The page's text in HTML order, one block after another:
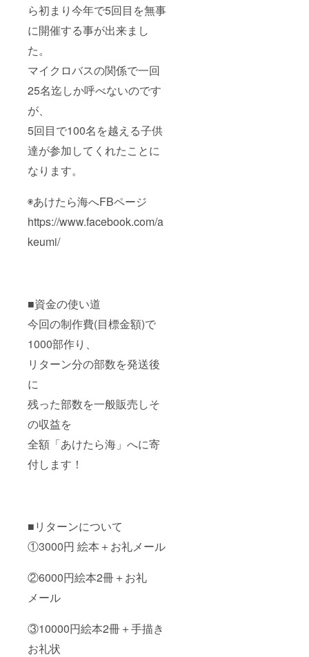
ら初まり今年で5回目を無事
に開催する事が出来まし
た。
マイクロバスの関係で一回
25名迄しか呼べないのです
が、
5回目で100名を越える子供
達が参加してくれたことに
なります。
◉あけたら海へFBページ
https://www.facebook.com/a
keumi/
■資金の使い道
今回の制作費(目標金額)で
1000部作り、
リターン分の部数を発送後
に
残った部数を一般販売しそ
の収益を
全額「あけたら海」へに寄
付します！
■リターンについて
①3000円 絵本＋お礼メール
②6000円絵本2冊＋お礼
メール
③10000円絵本2冊＋手描き
お礼状